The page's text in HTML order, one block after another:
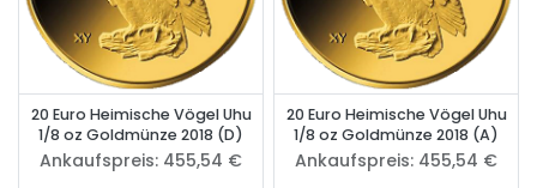
20 Euro Heimische Vögel Uhu
1/8 oz Goldmünze 2018 (D)
Ankaufspreis: 455,54 €
20 Euro Heimische Vögel Uhu
1/8 oz Goldmünze 2018 (A)
Ankaufspreis: 455,54 €